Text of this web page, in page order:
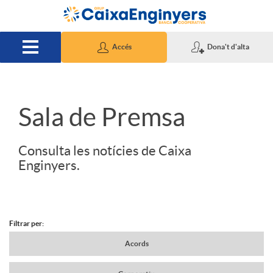
Salta al contingut principal
Accés Dona't d'alta
S
d
Sala de Premsa
Consulta les notícies de Caixa
Enginyers.
N
Filtrar per:
Acords